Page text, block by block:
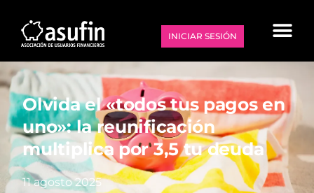
INICIAR SESIÓN
Olvida el «todos tus pagos en
uno»: la reunificación
multiplica por 3,5 tu deuda
11 agosto 2025